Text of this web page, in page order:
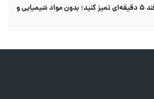
مایکروویو را با این ترفند ۵ دقیقه‌ای تمیز کنید؛ بدون مواد شیمیایی و